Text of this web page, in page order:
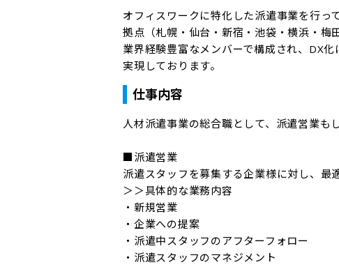
オフィスワークに特化した派遣事業を行っ
拠点（札幌・仙台・新宿・池袋・横浜・梅
業界経験豊富なメンバーで構成され、DX
実現しております。
仕事内容
人材派遣事業の総合職として、派遣営業も
■派遣営業
派遣スタッフを募集する企業様に対し、最
＞＞具体的な業務内容
・新規営業
・企業への提案
・派遣中スタッフのアフターフォロー
・派遣スタッフのマネジメント